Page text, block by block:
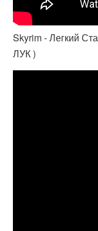
Skyrim - Легкий
ЛУК )